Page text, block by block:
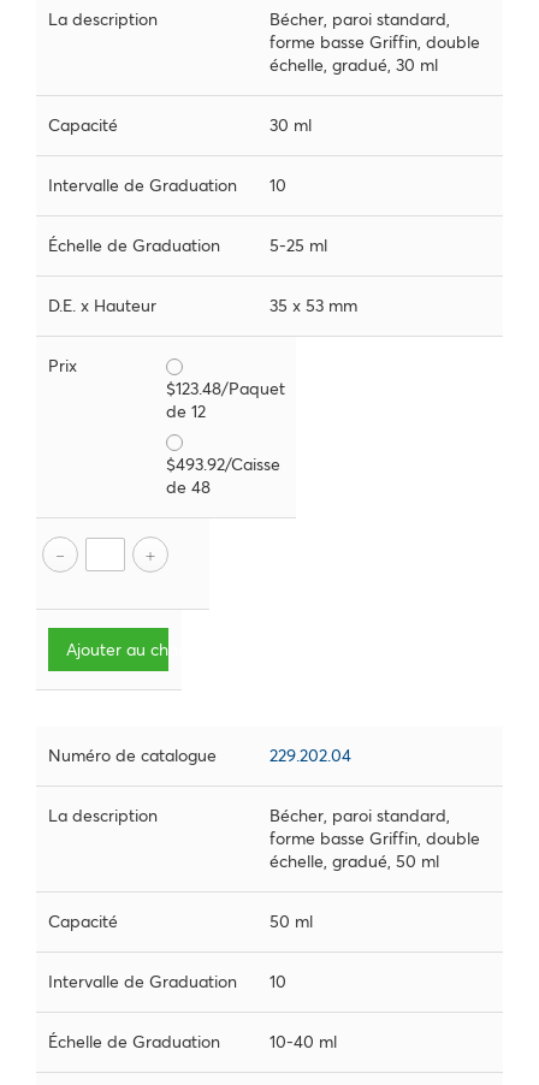
La description
Bécher, paroi standard,
forme basse Griffin, double
échelle, gradué, 30 ml
Capacité 30 ml
Intervalle de Graduation 10
Échelle de Graduation 5-25 ml
D.E. x Hauteur 35 x 53 mm
Prix
$123.48/Paquet
de 12
$493.92/Caisse
de 48
Ajouter au chariot
Numéro de catalogue 229.202.04
La description
Bécher, paroi standard,
forme basse Griffin, double
échelle, gradué, 50 ml
Capacité 50 ml
Intervalle de Graduation 10
Échelle de Graduation 10-40 ml